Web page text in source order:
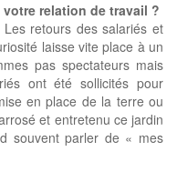
relation de travail ?
Les retours des salariés et
laisse vite place à un
pas spectateurs mais
ont été sollicités pour
en place de la terre ou
et entretenu ce jardin
souvent parler de « mes